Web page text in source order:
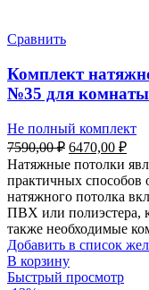
Сравнить
Комплект
№35 для
Не полный комплект
7590,00₽
цена
составляла
7590,00 ₽.
6470,00 ₽
Натяжные потолки
практичных способов
натяжного потолка
ПВХ или полиэстера,
также необходимые
Добавить в список
В корзину
Быстрый просмотр